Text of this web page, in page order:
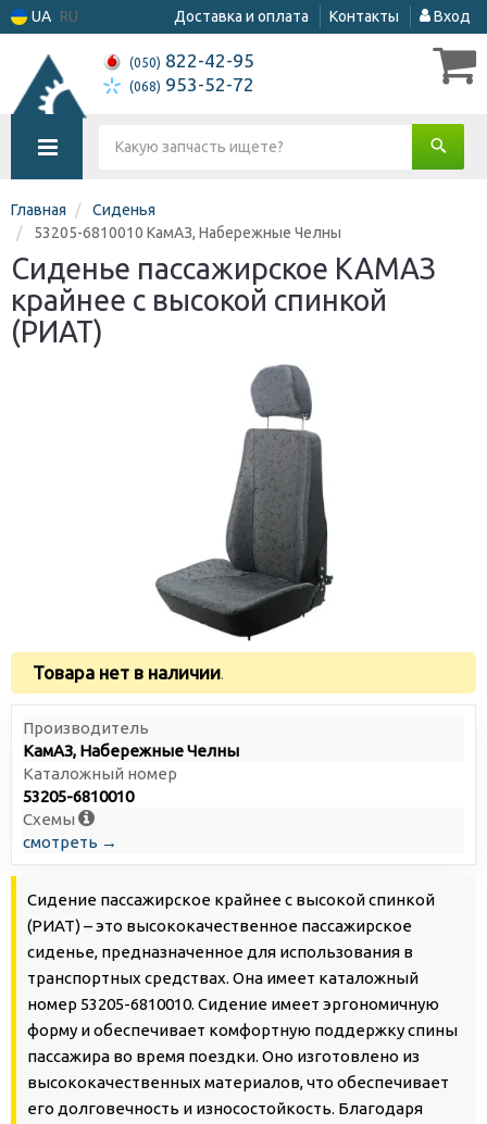
UA RU Доставка и оплата Контакты Вход
(050) 822-42-95
(068) 953-52-72
Главная
Сиденья
53205-6810010 КамАЗ, Набережные Челны
Сиденье пассажирское КАМАЗ
крайнее с высокой спинкой
(РИАТ)
Товара нет в наличии.
Производитель
КамАЗ, Набережные Челны
Каталожный номер
53205-6810010
Схемы
смотреть →
Сидение пассажирское крайнее с высокой спинкой
(РИАТ) – это высококачественное пассажирское
сиденье, предназначенное для использования в
транспортных средствах. Она имеет каталожный
номер 53205-6810010. Сидение имеет эргономичную
форму и обеспечивает комфортную поддержку спины
пассажира во время поездки. Оно изготовлено из
высококачественных материалов, что обеспечивает
его долговечность и износостойкость. Благодаря